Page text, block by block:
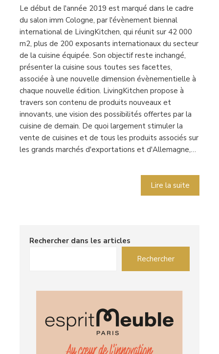
Le début de l'année 2019 est marqué dans le cadre
du salon imm Cologne, par l'évènement biennal
international de LivingKitchen, qui réunit sur 42 000
m2, plus de 200 exposants internationaux du secteur
de la cuisine équipée. Son objectif reste inchangé,
présenter la cuisine sous toutes ses facettes,
associée à une nouvelle dimension évènementielle à
chaque nouvelle édition. LivingKitchen propose à
travers son contenu de produits nouveaux et
innovants, une vision des possibilités offertes par la
cuisine de demain. De quoi largement stimuler la
vente de cuisines et de tous les produits associés sur
les grands marchés d'exportations et d'Allemagne,…
Lire la suite
Rechercher dans les articles
Rechercher